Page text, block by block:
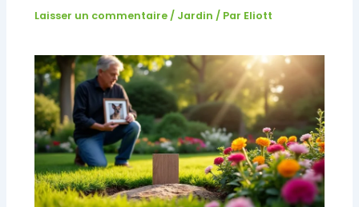
Laisser un commentaire / Jardin / Par Eliott